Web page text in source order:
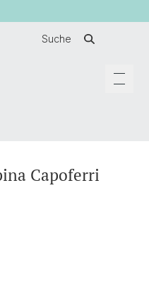
Suche
Capoferri